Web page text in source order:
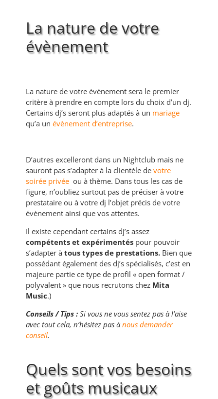
La nature de votre
évènement
La nature de votre évènement sera le premier
critère à prendre en compte lors du choix d’un dj.
Certains dj’s seront plus adaptés à un mariage
qu’a un évènement d’entreprise.
D’autres excelleront dans un Nightclub mais ne
sauront pas s’adapter à la clientèle de votre
soirée privéeou à thème. Dans tous les cas de
figure, n’oubliez surtout pas de préciser à votre
prestataire ou à votre dj l’objet précis de votre
évènement ainsi que vos attentes.
Il existe cependant certains dj’s assez
compétents et expérimentéspour pouvoir
s’adapter à tous types de prestations.Bien que
possédant également des dj’s spécialisés, c’est en
majeure partie ce type de profil « open format /
polyvalent » que nous recrutons chez Mita
Music.)
Conseils / Tips :Si vous ne vous sentez pas à l’aise
avec tout cela, n’hésitez pas ànous demander
conseil.
Quels sont vos besoins
et goûts musicaux